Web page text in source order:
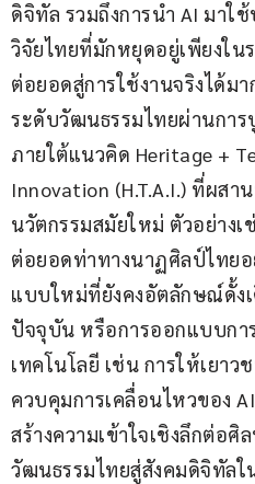
ดิจิทัล รวมถึงการนำ AI มาใ
วิจัยไทยที่มักหยุดอยู่เพียงใน
ต่อยอดสู่การใช้งานจริงได้ม
ระดับวัฒนธรรมไทยผ่านการ
ภายใต้แนวคิด Heritage +
Innovation (H.T.A.I.) ที่ผส
นวัตกรรมสมัยใหม่ ตัวอย่างเ
ต่อยอดท่าทางนาฏศิลป์ไทยอ
แบบใหม่ที่ยังคงอัตลักษณ์ดั้ง
ปัจจุบัน หรือการออกแบบกา
เทคโนโลยี เช่น การให้เยา
ควบคุมการเคลื่อนไหวของ
สร้างความเข้าใจเชิงลึกต่อ
วัฒนธรรมไทยสู่สังคมดิจิทัลใ